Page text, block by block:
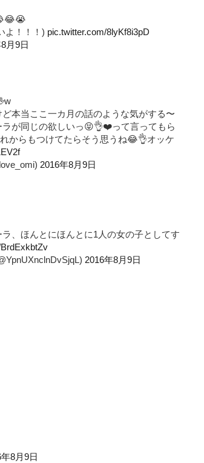
よ！！！) pic.twitter.com/8lyKf8i3pD
月9日
本当ここ一カ月の話のような気がする〜
ラが同じの欲しいっ😝👌❤️って言ってもら
からもつけてたらそう思うね😂👌オッケ
2016年8月9日
、ほんとにほんとに1人の女の子としてす
2016年8月9日
8月9日